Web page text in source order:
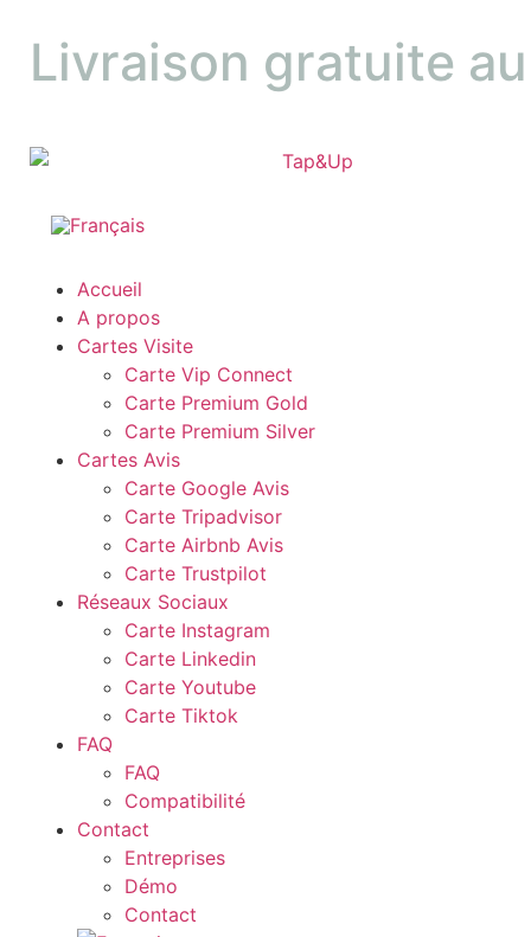
Livraison gratuite
Accueil
A propos
Cartes Visite
Carte Vip Connect
Carte Premium Gold
Carte Premium Silver
Cartes Avis
Carte Google Avis
Carte Tripadvisor
Carte Airbnb Avis
Carte Trustpilot
Réseaux Sociaux
Carte Instagram
Carte Linkedin
Carte Youtube
Carte Tiktok
FAQ
FAQ
Compatibilité
Contact
Entreprises
Démo
Contact